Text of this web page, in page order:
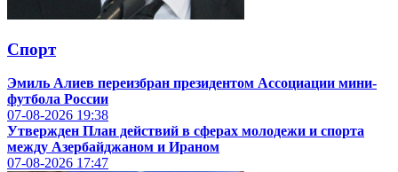
Спорт
Эмиль Алиев переизбран президентом Ассоциации мини-
футбола России
07-08-2026 19:38
Утвержден План действий в сферах молодежи и спорта
между Азербайджаном и Ираном
07-08-2026 17:47